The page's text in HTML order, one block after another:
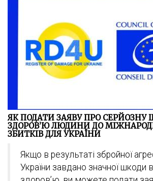
ЯК ПОДАТИ ЗАЯВУ ПРО СЕРЙОЗНУ
ЗДОРОВ’Ю ЛЮДИНИ ДО
ЗБИТКІВ ДЛЯ УКРАЇНИ
Якщо в результаті збройної
України завдано значної шкоди